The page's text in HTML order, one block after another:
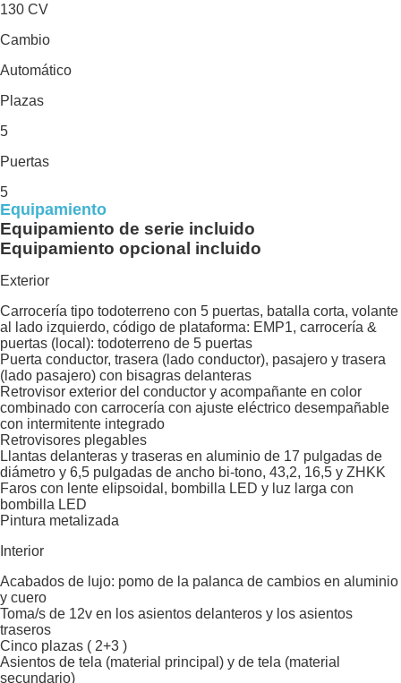
130 CV
Cambio
Automático
Plazas
5
Puertas
5
Equipamiento
Equipamiento de serie incluido
Equipamiento opcional incluido
Exterior
Carrocería tipo todoterreno con 5 puertas, batalla corta, volante
al lado izquierdo, código de plataforma: EMP1, carrocería &
puertas (local): todoterreno de 5 puertas
Puerta conductor, trasera (lado conductor), pasajero y trasera
(lado pasajero) con bisagras delanteras
Retrovisor exterior del conductor y acompañante en color
combinado con carrocería con ajuste eléctrico desempañable
con intermitente integrado
Retrovisores plegables
Llantas delanteras y traseras en aluminio de 17 pulgadas de
diámetro y 6,5 pulgadas de ancho bi-tono, 43,2, 16,5 y ZHKK
Faros con lente elipsoidal, bombilla LED y luz larga con
bombilla LED
Pintura metalizada
Interior
Acabados de lujo: pomo de la palanca de cambios en aluminio
y cuero
Toma/s de 12v en los asientos delanteros y los asientos
traseros
Cinco plazas ( 2+3 )
Asientos de tela (material principal) y de tela (material
secundario)